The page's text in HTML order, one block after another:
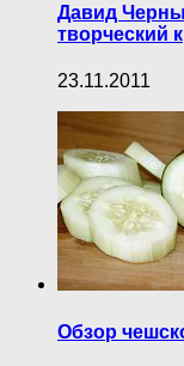
Давид
творческий
23.11.2011
Обзор